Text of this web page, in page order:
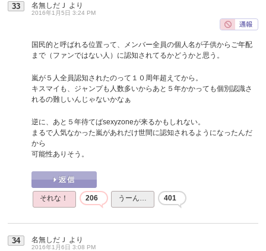
33 名無しだＪ より
2016年1月5日 3:24 PM
国民的と呼ばれる位置って、メンバー全員の個人名が子供からご年配
まで（ファンではない人）に認知されてるかどうかと思う。
嵐が５人全員認知されたのって１０周年超えてから。
キスマイも、ジャンプも人数多いからあと５年かかっても個別認識さ
れるの難しいんじゃないかなぁ
逆に、あと５年待てばsexyzoneが来るかもしれない。
まるで人気なかった嵐があれだけ世間に認知されるようになったんだ
から
可能性ありそう。
それな！ 206 うーん… 401
34 名無しだＪ より
2016年1月6日 3:08 PM